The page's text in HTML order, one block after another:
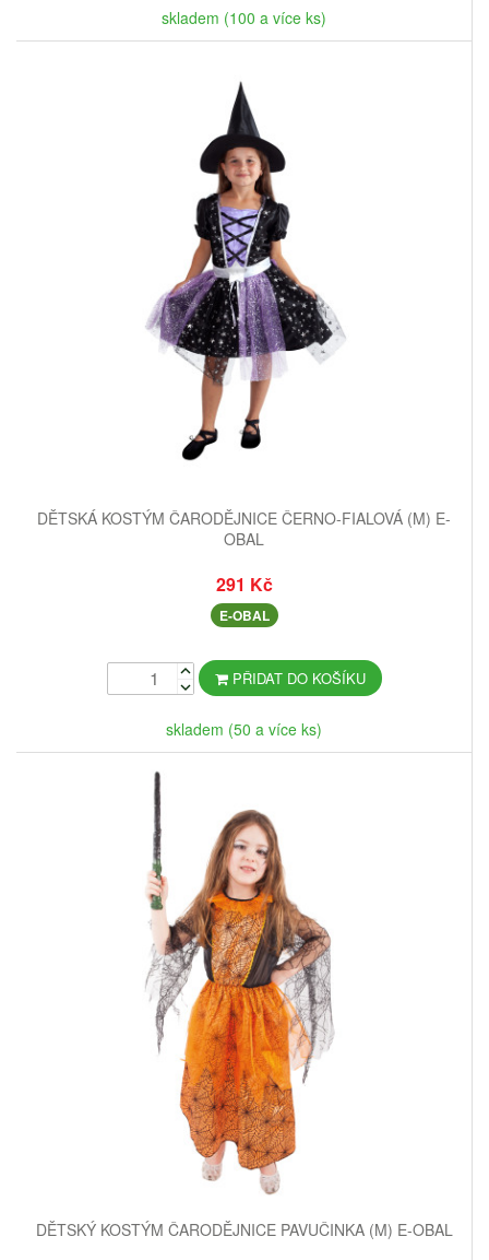
skladem (100 a více ks)
DĚTSKÁ KOSTÝM ČARODĚJNICE ČERNO-FIALOVÁ (M) E-
OBAL
291 Kč
E-OBAL
PŘIDAT DO KOŠÍKU
skladem (50 a více ks)
DĚTSKÝ KOSTÝM ČARODĚJNICE PAVUČINKA (M) E-OBAL